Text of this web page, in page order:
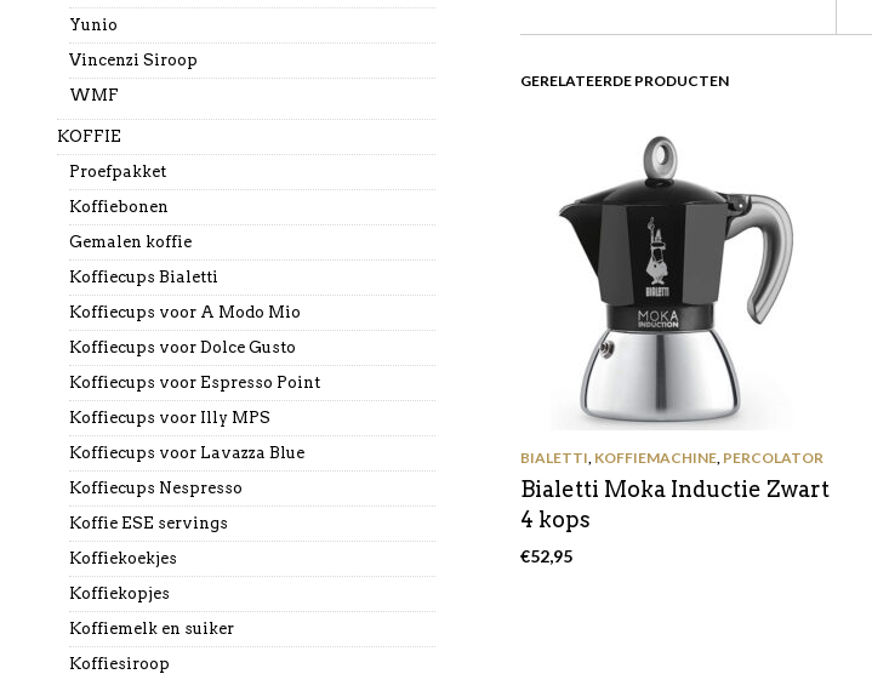
GERELATEERDE PRODUCTEN
BIALETTI, KOFFIEMACHINE, PERCOLATOR
Bialetti Moka Inductie Zwart
4 kops
€52,95
Yunio
Vincenzi Siroop
WMF
KOFFIE
Proefpakket
Koffiebonen
Gemalen koffie
Koffiecups Bialetti
Koffiecups voor A Modo Mio
Koffiecups voor Dolce Gusto
Koffiecups voor Espresso Point
Koffiecups voor Illy MPS
Koffiecups voor Lavazza Blue
Koffiecups Nespresso
Koffie ESE servings
Koffiekoekjes
Koffiekopjes
Koffiemelk en suiker
Koffiesiroop